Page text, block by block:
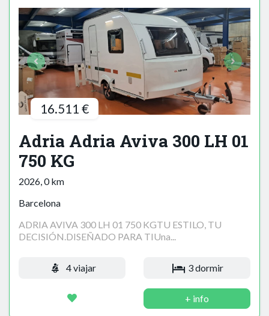
16.511 €
Adria Adria Aviva 300 LH 01
750 KG
2026, 0 km
Barcelona
ADRIA AVIVA 300 LH 01 750 KGTU ESTILO, TU
DECISIÓN.DISEÑADO PARA TIUna...
4 viajar 3 dormir
+ info